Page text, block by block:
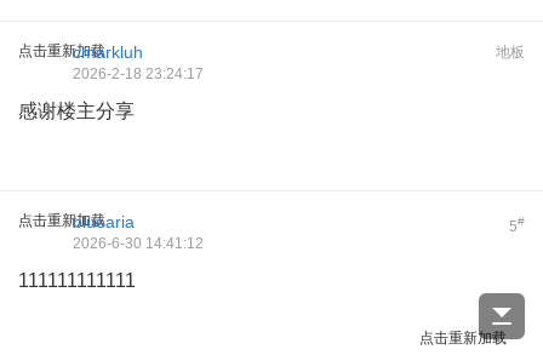
点击重新加载 地板
cmarkluh
2026-2-18 23:24:17
感谢楼主分享
点击重新加载 5#
bluearia
2026-6-30 14:41:12
111111111111
点击重新加载